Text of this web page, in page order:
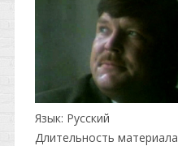
Язык: Русский
Длительность материала